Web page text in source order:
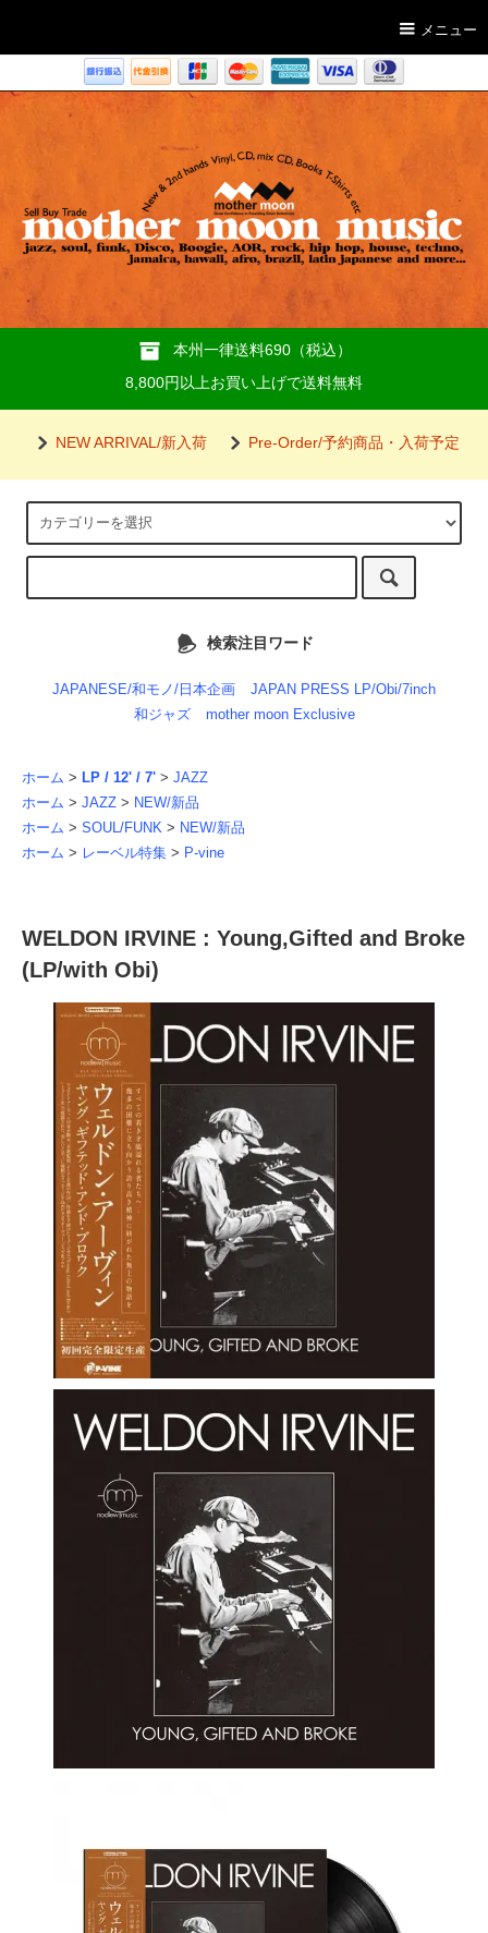
メニュー
本州一律送料690（税込）
8,800円以上お買い上げで送料無料
NEW ARRIVAL/新入荷 Pre-Order/予約商品・入荷予定
検索注目ワード
JAPANESE/和モノ/日本企画
JAPAN PRESS LP/Obi/7inch
和ジャズ
mother moon Exclusive
ホーム > LP / 12' / 7' > JAZZ
ホーム > JAZZ > NEW/新品
ホーム > SOUL/FUNK > NEW/新品
ホーム > レーベル特集 > P-vine
WELDON IRVINE : Young,Gifted and Broke
(LP/with Obi)